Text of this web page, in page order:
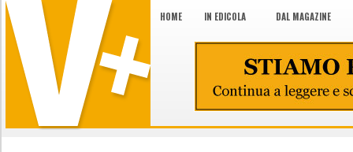
HOME IN EDICOLA DAL MAGAZINE